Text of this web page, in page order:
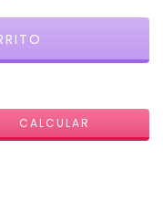
CALCULAR